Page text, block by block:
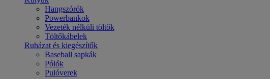
Hangszórók
Powerbankok
Vezeték nélküli töltők
Töltőkábelek
Ruházat és kiegészítők
Baseball sapkák
Pólók
Pulóverek